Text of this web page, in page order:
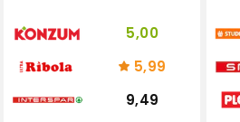
5,00
5,99
9,49